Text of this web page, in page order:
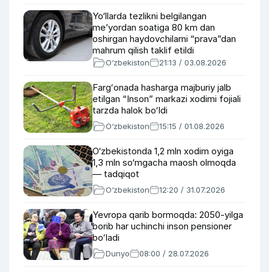
Yo‘llarda tezlikni belgilangan
me’yordan soatiga 80 km dan
oshirgan haydovchilarni “prava”dan
mahrum qilish taklif etildi
O‘zbekiston 21:13 / 03.08.2026
Fargʻonada hasharga majburiy jalb
etilgan “Inson” markazi xodimi fojiali
tarzda halok boʻldi
O‘zbekiston 15:15 / 01.08.2026
O‘zbekistonda 1,2 mln xodim oyiga
1,3 mln so‘mgacha maosh olmoqda
— tadqiqot
O‘zbekiston 12:20 / 31.07.2026
Yevropa qarib bormoqda: 2050-yilga
borib har uchinchi inson pensioner
boʻladi
Dunyo 08:00 / 28.07.2026